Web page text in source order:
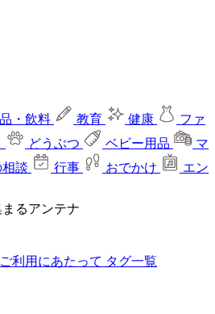
・飲料 教育 健康
ファ
どうぶつ ベビー用品
マ
相談 行事 おでかけ
エン
るアンテナ
ご利用にあたって タグ一覧